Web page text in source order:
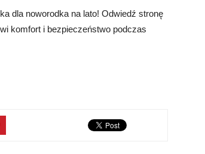
dla noworodka na lato! Odwiedź stronę
komfort i bezpieczeństwo podczas